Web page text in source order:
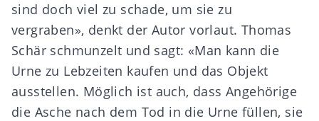
sind doch viel zu schade, um sie zu
vergraben», denkt der Autor vorlaut. Thomas
Schär schmunzelt und sagt: «Man kann die
Urne zu Lebzeiten kaufen und das Objekt
ausstellen. Möglich ist auch, dass Angehörige
die Asche nach dem Tod in die Urne füllen, sie